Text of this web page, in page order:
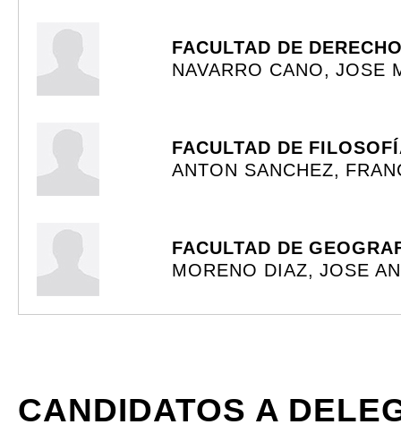
FACULTAD DE
NAVARRO CANO, JOSE
FACULTAD DE
ANTON SANCHEZ,
FACULTAD DE
MORENO DIAZ, JOSE
CANDIDATOS A